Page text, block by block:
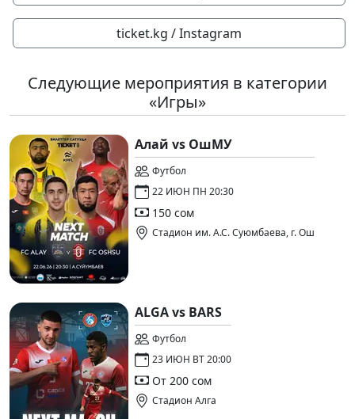
ticket.kg / Instagram
Следующие мероприятия в категории
«Игры»
Алай vs ОшМУ
Футбол
22 ИЮН ПН 20:30
150 сом
Стадион им. А.С. Суюмбаева, г. Ош
ALGA vs BARS
Футбол
23 ИЮН ВТ 20:00
От 200 сом
Стадион Алга